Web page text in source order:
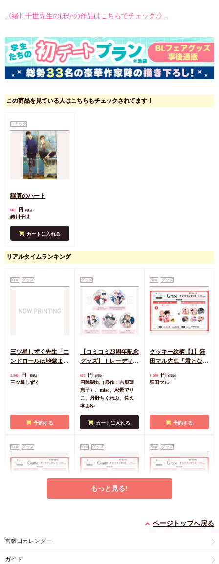
《緒川千世先生のほかの作品はこちらでチェック♪》
この商品を見ている人はこちらもチェックされてます！
コミック
誤算のハート
660 円 （税込）
緒川千世
カートに入れる
リアルタイムランキング
New グッズ
三ツ星しずく先生「エ
ンドロールは地獄まで
ズ 小犬丸嵐サイン入
2,200 円 （税込）
三ツ星しずく
予約する
グッズ
【コミコミ23周年記念
グッズ】トレーディン
＜B＞（全5種）
660 円 （税込）
円陣闇丸（原作：吉原理
恵子）、miso、彩景でり
こ、丹野ちくわぶ、佐久
本あゆ
カートに入れる
New グッズ
クッキー絵柄【1】窪
田マル先生「君となら
記念Gratte オンライン
ンダム））
1,200 円 （税込）
窪田マル
予約する
New グッズ
恋をしてみても」完結
記念Gratte オンライン
セット（有償特典アク
1,200 円（税込）
窪田マル
New グッズ
窪田マル
New グッズ
クッキー絵柄【4】窪
田マル先生「君となら
窪田マル
もっと見る!
ページトップへ戻る
営業日カレンダー
ガイド